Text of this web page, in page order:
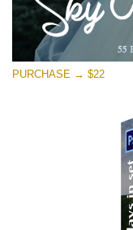
PURCHASE → $22